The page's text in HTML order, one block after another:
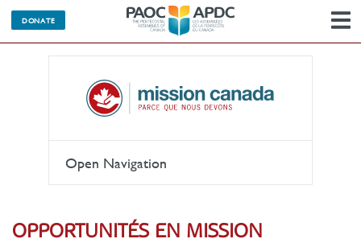
DONATE
Open Navigation
OPPORTUNITÉS EN MISSION